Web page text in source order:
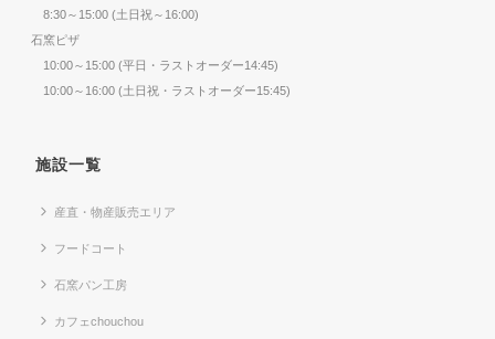
8:30～15:00 (土日祝～16:00)
石窯ピザ
10:00～15:00 (平日・ラストオーダー14:45)
10:00～16:00 (土日祝・ラストオーダー15:45)
施設一覧
産直・物産販売エリア
フードコート
石窯パン工房
カフェchouchou